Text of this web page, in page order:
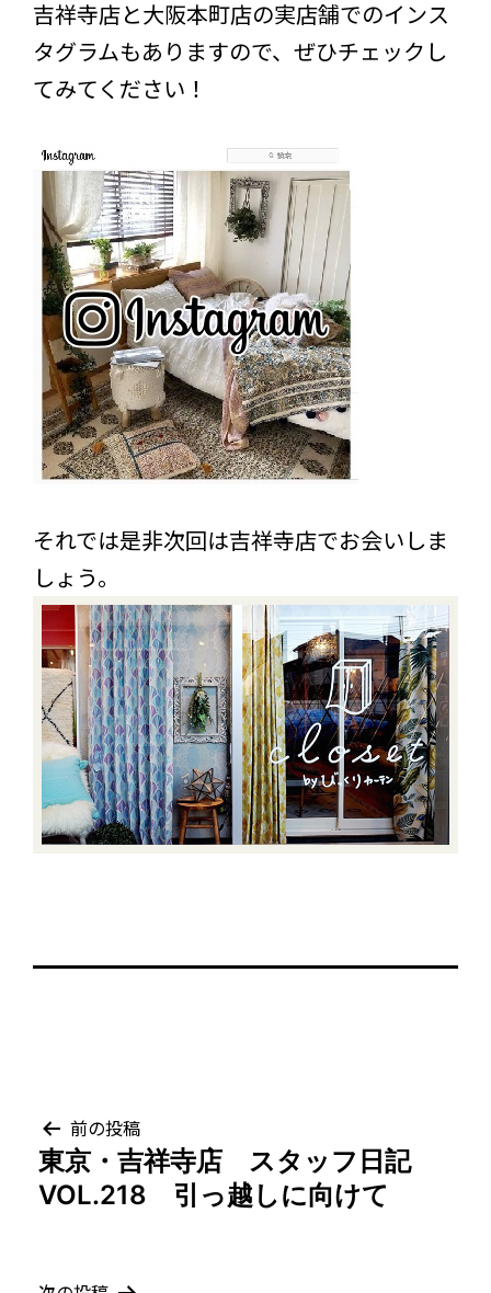
吉祥寺店と大阪本町店の実店舗でのインス
タグラムもありますので、ぜひチェックし
てみてください！
それでは是非次回は吉祥寺店でお会いしま
しょう。
投
稿
前の投稿
東京・吉祥寺店 スタッフ日記
VOL.218 引っ越しに向けて